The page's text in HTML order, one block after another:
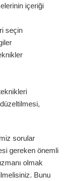
içeriği
seçin
sorular
gereken önemli
olmak
Bunu